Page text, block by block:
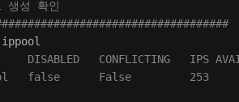
성 확인
DISABLED   CONFLICTING   IPS
false      False         253